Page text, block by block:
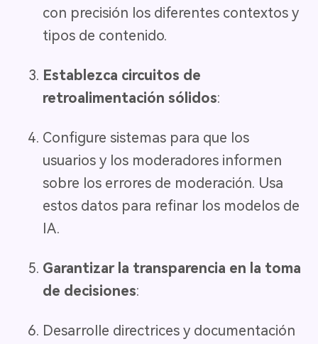
con precisión los diferentes contextos y
tipos de contenido.
Establezca circuitos de
retroalimentación sólidos:
Configure sistemas para que los
usuarios y los moderadores informen
sobre los errores de moderación. Usa
estos datos para refinar los modelos de
IA.
Garantizar la transparencia en la toma
de decisiones:
Desarrolle directrices y documentación